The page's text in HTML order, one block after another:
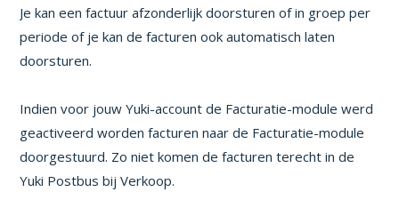
Je kan een factuur afzonderlijk doorsturen of in groep per
periode of je kan de facturen ook automatisch laten
doorsturen.
Indien voor jouw Yuki-account de Facturatie-module werd
geactiveerd worden facturen naar de Facturatie-module
doorgestuurd. Zo niet komen de facturen terecht in de
Yuki Postbus bij Verkoop.